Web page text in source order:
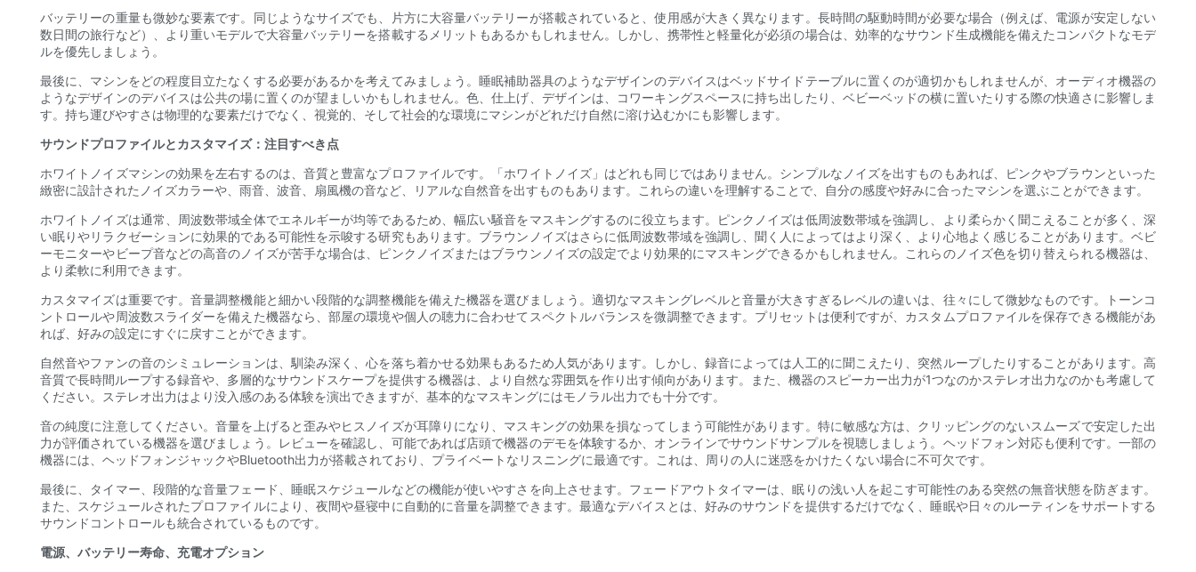
バッテリーの重量も微妙な要素です。同じようなサイズでも、片方に大容量バッテリーが搭載されていると、使用感が大きく異なります。長時間の駆動時間が必要な場合（例えば、電源が安定しない
数日間の旅行など）、より重いモデルで大容量バッテリーを搭載するメリットもあるかもしれません。しかし、携帯性と軽量化が必須の場合は、効率的なサウンド生成機能を備えたコンパクトなモデ
ルを優先しましょう。
最後に、マシンをどの程度目立たなくする必要があるかを考えてみましょう。睡眠補助器具のようなデザインのデバイスはベッドサイドテーブルに置くのが適切かもしれませんが、オーディオ機器の
ようなデザインのデバイスは公共の場に置くのが望ましいかもしれません。色、仕上げ、デザインは、コワーキングスペースに持ち出したり、ベビーベッドの横に置いたりする際の快適さに影響しま
す。持ち運びやすさは物理的な要素だけでなく、視覚的、そして社会的な環境にマシンがどれだけ自然に溶け込むかにも影響します。
サウンドプロファイルとカスタマイズ：注目すべき点
ホワイトノイズマシンの効果を左右するのは、音質と豊富なプロファイルです。「ホワイトノイズ」はどれも同じではありません。シンプルなノイズを出すものもあれば、ピンクやブラウンといった
緻密に設計されたノイズカラーや、雨音、波音、扇風機の音など、リアルな自然音を出すものもあります。これらの違いを理解することで、自分の感度や好みに合ったマシンを選ぶことができます。
ホワイトノイズは通常、周波数帯域全体でエネルギーが均等であるため、幅広い騒音をマスキングするのに役立ちます。ピンクノイズは低周波数帯域を強調し、より柔らかく聞こえることが多く、深
い眠りやリラクゼーションに効果的である可能性を示唆する研究もあります。ブラウンノイズはさらに低周波数帯域を強調し、聞く人によってはより深く、より心地よく感じることがあります。ベビ
ーモニターやビープ音などの高音のノイズが苦手な場合は、ピンクノイズまたはブラウンノイズの設定でより効果的にマスキングできるかもしれません。これらのノイズ色を切り替えられる機器は、
より柔軟に利用できます。
カスタマイズは重要です。音量調整機能と細かい段階的な調整機能を備えた機器を選びましょう。適切なマスキングレベルと音量が大きすぎるレベルの違いは、往々にして微妙なものです。トーンコ
ントロールや周波数スライダーを備えた機器なら、部屋の環境や個人の聴力に合わせてスペクトルバランスを微調整できます。プリセットは便利ですが、カスタムプロファイルを保存できる機能があ
れば、好みの設定にすぐに戻すことができます。
自然音やファンの音のシミュレーションは、馴染み深く、心を落ち着かせる効果もあるため人気があります。しかし、録音によっては人工的に聞こえたり、突然ループしたりすることがあります。高
音質で長時間ループする録音や、多層的なサウンドスケープを提供する機器は、より自然な雰囲気を作り出す傾向があります。また、機器のスピーカー出力が1つなのかステレオ出力なのかも考慮して
ください。ステレオ出力はより没入感のある体験を演出できますが、基本的なマスキングにはモノラル出力でも十分です。
音の純度に注意してください。音量を上げると歪みやヒスノイズが耳障りになり、マスキングの効果を損なってしまう可能性があります。特に敏感な方は、クリッピングのないスムーズで安定した出
力が評価されている機器を選びましょう。レビューを確認し、可能であれば店頭で機器のデモを体験するか、オンラインでサウンドサンプルを視聴しましょう。ヘッドフォン対応も便利です。一部の
機器には、ヘッドフォンジャックやBluetooth出力が搭載されており、プライベートなリスニングに最適です。これは、周りの人に迷惑をかけたくない場合に不可欠です。
最後に、タイマー、段階的な音量フェード、睡眠スケジュールなどの機能が使いやすさを向上させます。フェードアウトタイマーは、眠りの浅い人を起こす可能性のある突然の無音状態を防ぎます。
また、スケジュールされたプロファイルにより、夜間や昼寝中に自動的に音量を調整できます。最適なデバイスとは、好みのサウンドを提供するだけでなく、睡眠や日々のルーティンをサポートする
サウンドコントロールも統合されているものです。
電源、バッテリー寿命、充電オプション